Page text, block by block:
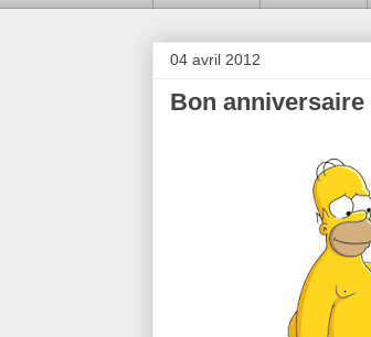
04 avril 2012
Bon anniversaire